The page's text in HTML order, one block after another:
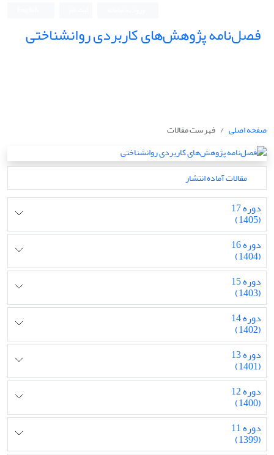
فصل‌نامه پژوهش‌های کاربردی روانشناختی
صفحه اصلی فهرست مقالات
مقالات آماده انتشار
دوره 17
(1405)
دوره 16
(1404)
دوره 15
(1403)
دوره 14
(1402)
دوره 13
(1401)
دوره 12
(1400)
دوره 11
(1399)